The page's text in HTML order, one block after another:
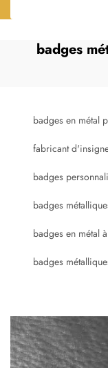
badges
badges en métal
fabricant
badges
badges
badges en métal
badges